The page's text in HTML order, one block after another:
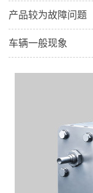
产品较为故障问题
车辆一般现象